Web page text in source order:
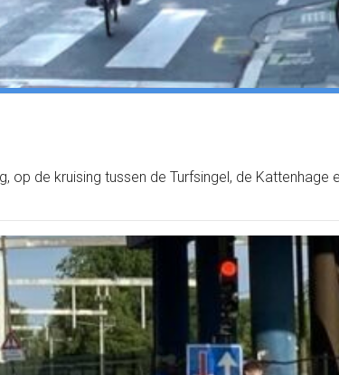
de kruising tussen de Turfsingel, de Kattenhage